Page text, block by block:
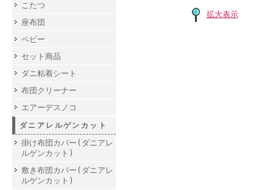
こたつ
座布団
ベビー
セット商品
ダニ粘着シート
布団クリーナー
エアーデスノコ
ダニアレルゲンカット
掛け布団カバー(ダニアレ
ルゲンカット)
敷き布団カバー(ダニアレ
ルゲンカット)
拡大表示